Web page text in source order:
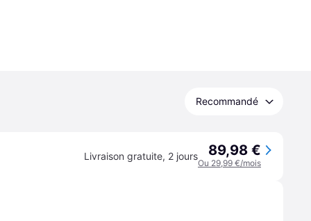
Recommandé
Livraison gratuite, 2 jours 89,98 €
Ou 29,99 €/mois